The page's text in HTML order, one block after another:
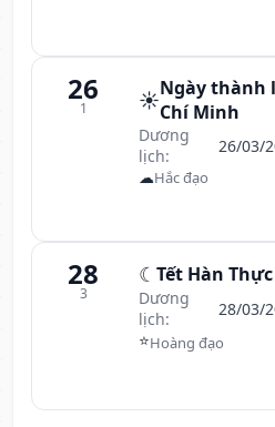
26
1 ☀️Ngày thành
Chí Minh
Dương
lịch:
26/03/
☁Hắc đạo
28
3
☾ Tết Hàn Thực
Dương
lịch:
28/03/
⭐Hoàng đạo